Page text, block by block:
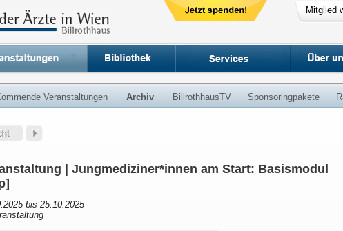
Mitglied
Veranstaltungen Archiv BillrothhausTV Sponsoringpakete
| Jungmediziner*innen am Start: Basismodul
bis 25.10.2025